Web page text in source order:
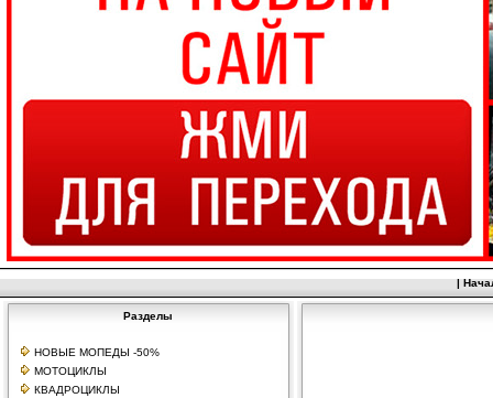
|
Разделы
НОВЫЕ МОПЕДЫ -50%
МОТОЦИКЛЫ
КВАДРОЦИКЛЫ